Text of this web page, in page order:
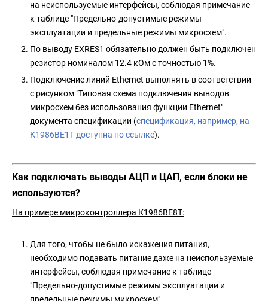
на неиспользуемые интерфейсы, соблюдая примечание
к таблице "Предельно-допустимые режимы
эксплуатации и предельные режимы микросхем".
По выводу EXRES1 обязательно должен быть подключен
резистор номиналом 12.4 кОм с точностью 1%.
Подключение линий Ethernet выполнять в соответствии
с рисунком "Типовая схема подключения выводов
микросхем без использования функции Ethernet"
документа спецификации (спецификация, например, на
К1986ВЕ1Т доступна по ссылке).
Как подключать выводы АЦП и ЦАП, если блоки не
используются?
На примере микроконтроллера К1986ВЕ8Т:
Для того, чтобы не было искажения питания,
необходимо подавать питание даже на неиспользуемые
интерфейсы, соблюдая примечание к таблице
"Предельно-допустимые режимы эксплуатации и